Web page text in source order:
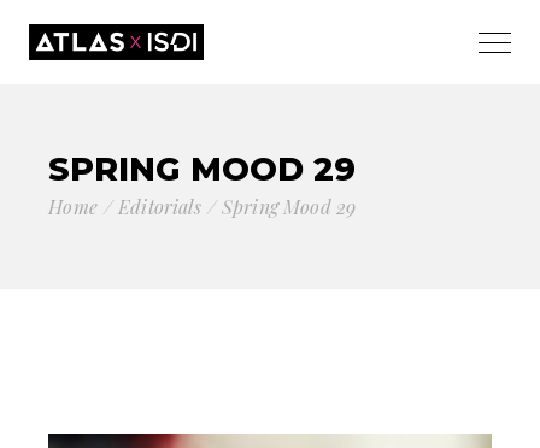
SPRING MOOD 29
Home Editorials Spring Mood 29